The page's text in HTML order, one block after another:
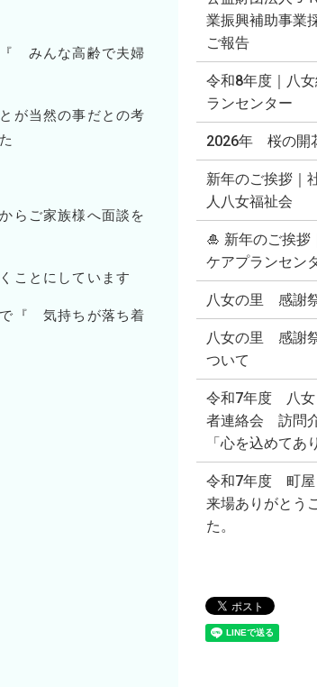
みんな高齢で夫婦
が当然の事だとの考
らご家族様へ面談を
ことにしています
で『 気持ちが落ち着
業振興補助事業
ご報告
令和8年度｜八
ランセンター
2026年 桜の開
新年のご挨拶｜
人八女福祉会
🎍 新年のご挨拶
ケアプランセン
八女の里 感謝
八女の里 感謝
ついて
令和7年度 八女
者連絡会 訪問
「心を込めてあ
令和7年度 町
来場ありがとう
た。